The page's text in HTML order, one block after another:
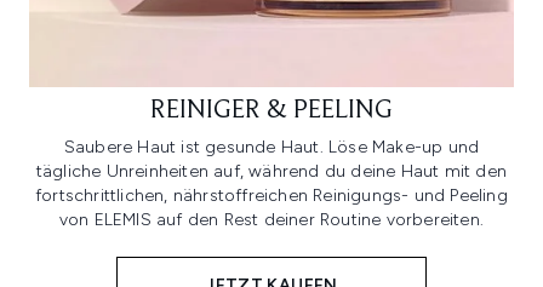
REINIGER & PEELING
Saubere Haut ist gesunde Haut. Löse Make-up und
tägliche Unreinheiten auf, während du deine Haut mit den
fortschrittlichen, nährstoffreichen Reinigungs- und Peeling
von ELEMIS auf den Rest deiner Routine vorbereiten.